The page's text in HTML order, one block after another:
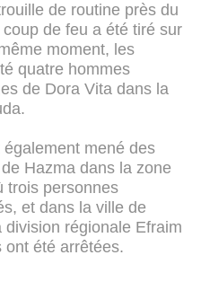
de routine près du
de feu a été tiré sur
moment, les
quatre hommes
de Dora Vita dans la
mené des
Hazma dans la zone
trois personnes
et dans la ville de
régionale Efraim
ont été arrêtées.